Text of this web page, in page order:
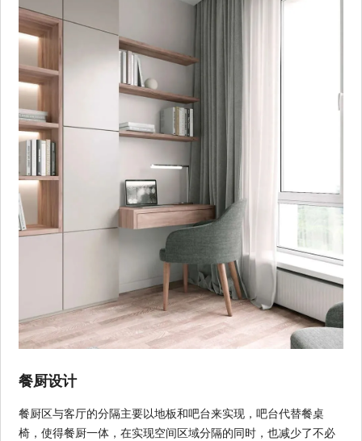
餐厨设计
餐厨区与客厅的分隔主要以地板和吧台来实现，吧台代替餐桌
椅，使得餐厨一体，在实现空间区域分隔的同时，也减少了不必